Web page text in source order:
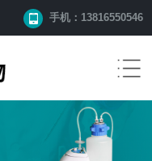
手机：13816550546